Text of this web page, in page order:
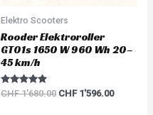
Elektro Scooters
Rooder Elektroroller
GT01s 1650 W 960 Wh 20–
45 km/h
Rated
CHF1'680.00 CHF1'596.00